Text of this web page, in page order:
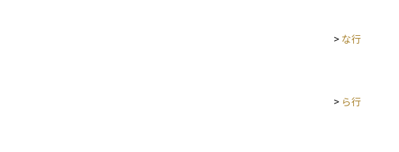
> な行
> ら行